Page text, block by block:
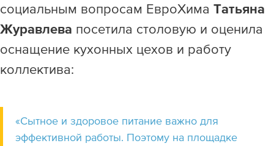
социальным вопросам ЕвроХима Татьяна
Журавлева посетила столовую и оценила
оснащение кухонных цехов и работу
коллектива:
«Сытное и здоровое питание важно для
эффективной работы. Поэтому на площадке